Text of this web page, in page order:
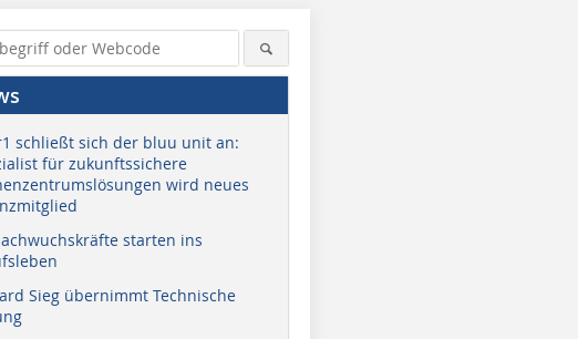
schließt sich der bluu unit an:
für zukunftssichere
wird neues
starten ins
Sieg übernimmt Technische